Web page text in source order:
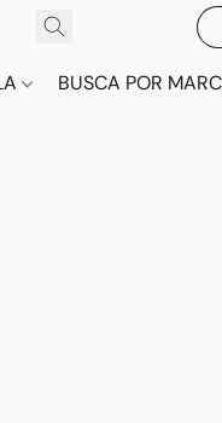
BUSCA POR